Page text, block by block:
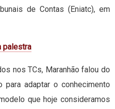
de Contas (Eniatc), em
palestra
nos TCs, Maranhão falou do
adaptar o conhecimento
que hoje consideramos